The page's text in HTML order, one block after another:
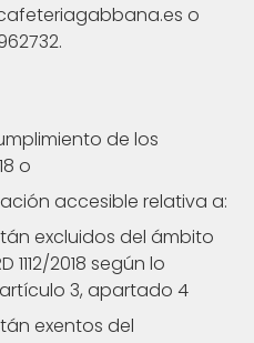
o
de los
o
accesible relativa a:
excluidos del ámbito
2018 según lo
3, apartado 4
exentos del